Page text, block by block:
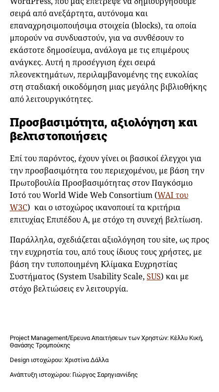
σειρά από ανεξάρτητα, αυτόνομα και
επαναχρησιμοποιήσιμα στοιχεία (blocks), τα οποία
μπορούν να συνδυαστούν, για να συνθέσουν το
εκάστοτε δημοσίευμα, ανάλογα με τις επιμέρους
ανάγκες. Αυτή η προσέγγιση έχει σειρά
πλεονεκτημάτων, περιλαμβανομένης της ευκολίας
στη σταδιακή οικοδόμηση μιας μεγάλης βιβλιοθήκης
από λειτουργικότητες.
Προσβασιμότητα, αξιολόγηση και
βελτιστοποιήσεις
Επί του παρόντος, έχουν γίνει οι βασικοί έλεγχοι για
την προσβασιμότητα του περιεχομένου, με βάση την
Πρωτοβουλία Προσβασιμότητας στον Παγκόσμιο
Ιστό του World Wide Web Consortium (WAI του
W3C) και ο ιστοχώρος ικανοποιεί τα κριτήρια
επιτυχίας Επιπέδου Α, με στόχο τη συνεχή βελτίωση.
Παράλληλα, σχεδιάζεται αξιολόγηση του site, ως προς
την ευχρηστία του, από τους ίδιους τους χρήστες, με
βάση την τυποποιημένη Κλίμακα Ευχρηστίας
Συστήματος (System Usability Scale, SUS) και με
στόχο βελτιώσεις εν λειτουργία.
Project Management/Έρευνα Απαιτήσεων των Χρηστών: Κέλλυ Κική,
Θανάσης Τρομπούκης
Design ιστοχώρου: Χριστίνα Δάλλα
Ανάπτυξη ιστοχώρου: Γιώργος Σαρηγιαννίδης